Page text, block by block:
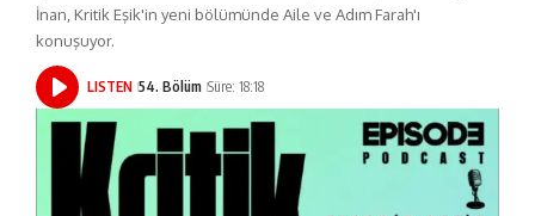
İnan, Kritik Eşik'in yeni bölümünde Aile ve Adım Farah'ı
konuşuyor.
LISTEN 54. Bölüm Süre: 18:18